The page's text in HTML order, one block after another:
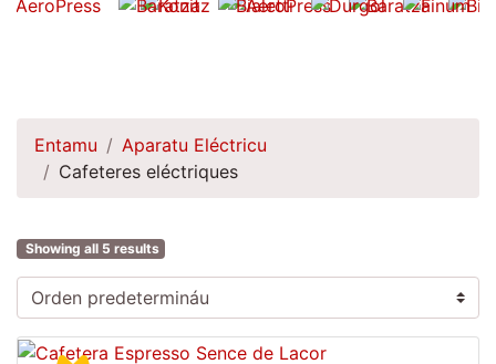
Entamu
Aparatu Eléctricu
Cafeteres eléctriques
Showing all 5 results